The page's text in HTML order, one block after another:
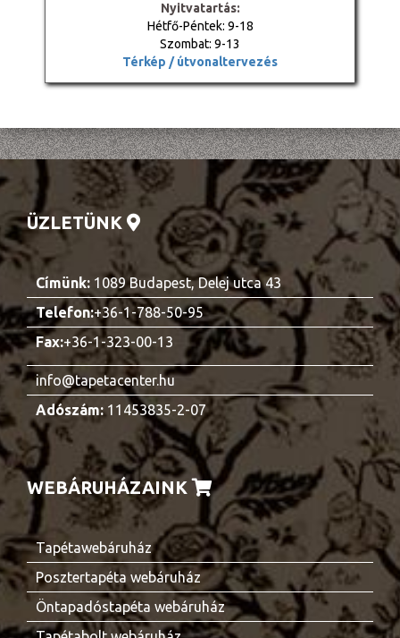
Nyitvatartás:
Hétfő-Péntek: 9-18
Szombat: 9-13
Térkép / útvonaltervezés
ÜZLETÜNK
Címünk: 1089 Budapest, Delej utca 43
Telefon:+36-1-788-50-95
Fax:+36-1-323-00-13
info@tapetacenter.hu
Adószám:11453835-2-07
WEBÁRUHÁZAINK
Tapétawebáruház
Posztertapéta webáruház
Öntapadóstapéta webáruház